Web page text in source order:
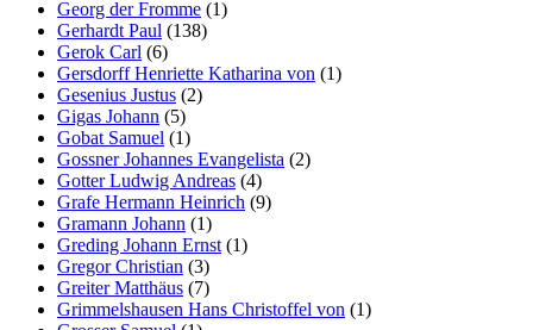
Georg der Fromme (1)
Gerhardt Paul (138)
Gerok Carl (6)
Gersdorff Henriette Katharina von (1)
Gesenius Justus (2)
Gigas Johann (5)
Gobat Samuel (1)
Gossner Johannes Evangelista (2)
Gotter Ludwig Andreas (4)
Grafe Hermann Heinrich (9)
Gramann Johann (1)
Greding Johann Ernst (1)
Gregor Christian (3)
Greiter Matthäus (7)
Grimmelshausen Hans Christoffel von (1)